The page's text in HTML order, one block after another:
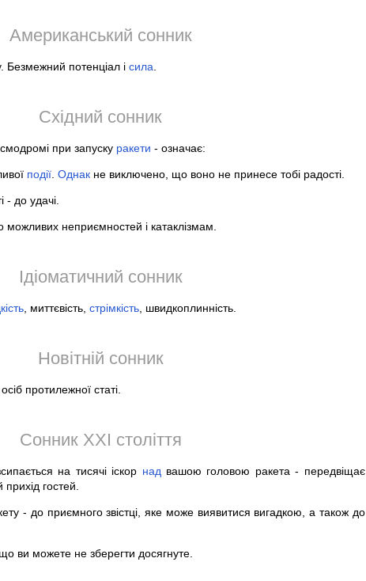
Американський сонник
потенціал і сила
Східний сонник
при запуску ракети - означає:
події. Однакне виключено, що воно не принесе тобі радості.
- до удачі.
можливих неприємностей і катаклізмам.
Ідіоматичний сонник
, миттєвість, стрімкість, швидкоплинність.
Новітній сонник
протилежної статі.
Сонник XXI століття
на тисячі іскор над вашою головою ракета - передвіщає
гостей.
- до приємного звістці, яке може виявитися вигадкою, а також до
ви можете не зберегти досягнуте.